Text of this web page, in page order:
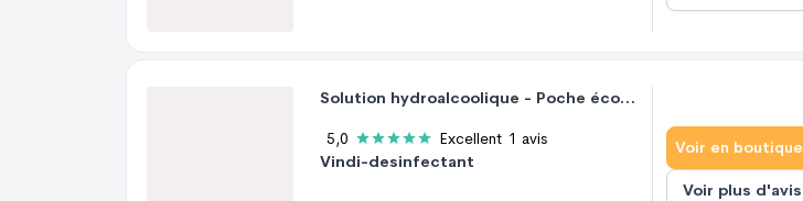
Solution hydroalcoolique - Poche écorecharge de 5L - Vindi Désinfectant
5,0 Excellent 1 avis
Vindi-desinfectant
Voir en boutique
Voir plus d'avis